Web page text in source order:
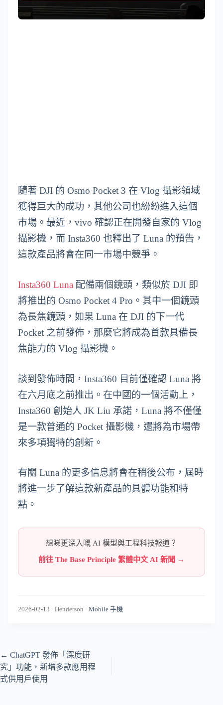
隨著 DJI 的 Osmo Pocket 3 在 Vlog 攝影領域
獲得巨大的成功，其他公司也紛紛進入這個
市場。最近，vivo 確認正在開發自家的 Vlog
攝影機，而 Insta360 也釋出了 Luna 的預告，
這款產品將會在同一市場中競爭。
Insta360 Luna 配備兩個鏡頭，類似於 DJI 即
將推出的 Osmo Pocket 4 Pro。其中一個鏡頭
為長焦鏡頭，如果 Luna 在 DJI 的下一代
Pocket 之前發佈，那麼它將成為首款具備長
焦能力的 Vlog 攝影機。
談到發佈時間，Insta360 目前僅確認 Luna 將
在六月底之前推出。在中國的一個活動上，
Insta360 創始人 JK Liu 承諾，Luna 將不僅僅
是一款普通的 Pocket 攝影機，還將為市場帶
來多項獨特的創新。
有關 Luna 的更多信息將會在稍後公布，屆時
將進一步了解這款新產品的具體功能和特
點。
想睇更深入嘅 AI 模型與工程科技報道？
前往 The Base Principle 繁體中文 AI 新聞 →
2026-02-13 · Henderson · Mobile 手機
← ChatGPT 發佈「深度研
究」功能，新增多款應用程
式供用戶使用